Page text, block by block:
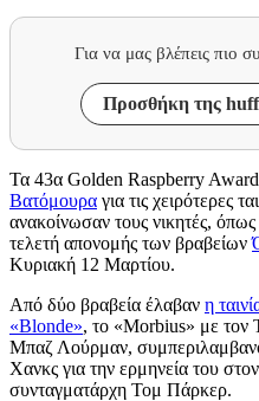
Για να μας βλέπεις πιο
Προσθήκη της
Τα 43α Golden Raspberry
Βατόμουρα για τις χειρότερες
ανακοίνωσαν τους νικητές,
τελετή απονομής των βραβείων
Κυριακή 12 Μαρτίου.
Από δύο βραβεία έλαβαν η
«Blonde», το «Morbius» με τον
Μπαζ Λούρμαν,
Χανκς για την ερμηνεία του
συνταγματάρχη Τομ Πάρκερ.